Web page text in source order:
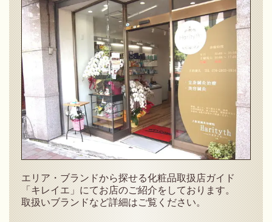
エリア・ブランドから探せる化粧品取扱店ガイド
「キレイエ」にてお店のご紹介をしております。
取扱いブランドなど詳細はご覧ください。